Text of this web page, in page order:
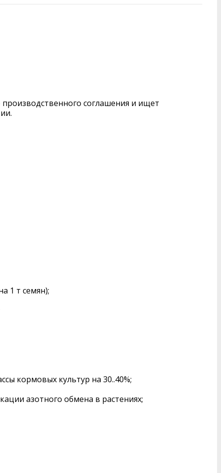
соглашения и ищет
1 т семян);
кормовых культур на 30..40%;
азотного обмена в растениях;